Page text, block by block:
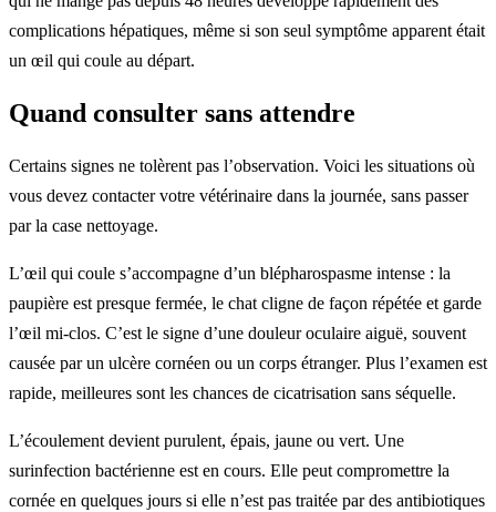
complications hépatiques, même si son seul symptôme apparent était
un œil qui coule au départ.
Quand consulter sans attendre
Certains signes ne tolèrent pas l’observation. Voici les situations où
vous devez contacter votre vétérinaire dans la journée, sans passer
par la case nettoyage.
L’œil qui coule s’accompagne d’un blépharospasme intense : la
paupière est presque fermée, le chat cligne de façon répétée et garde
l’œil mi-clos. C’est le signe d’une douleur oculaire aiguë, souvent
causée par un ulcère cornéen ou un corps étranger. Plus l’examen est
rapide, meilleures sont les chances de cicatrisation sans séquelle.
L’écoulement devient purulent, épais, jaune ou vert. Une
surinfection bactérienne est en cours. Elle peut compromettre la
cornée en quelques jours si elle n’est pas traitée par des antibiotiques